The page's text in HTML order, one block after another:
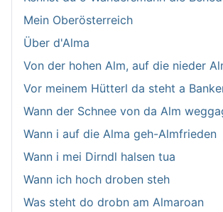
Mein Oberösterreich
Über d'Alma
Von der hohen Alm, auf die nieder
Vor meinem Hütterl da steht a
Wann der Schnee von da Alm
Wann i auf die Alma geh-Almfrieden
Wann i mei Dirndl halsen tua
Wann ich hoch droben steh
Was steht do drobn am Almaroan